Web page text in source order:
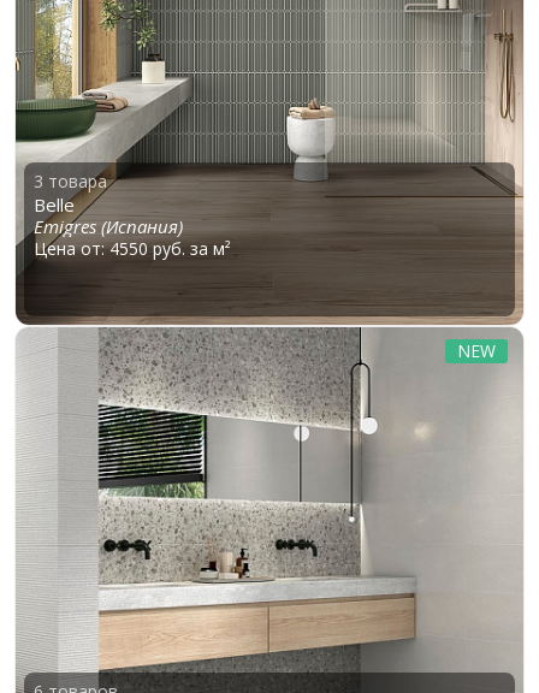
3 товара
Belle
Emigres (Испания)
Цена от: 4550 руб. за м²
NEW